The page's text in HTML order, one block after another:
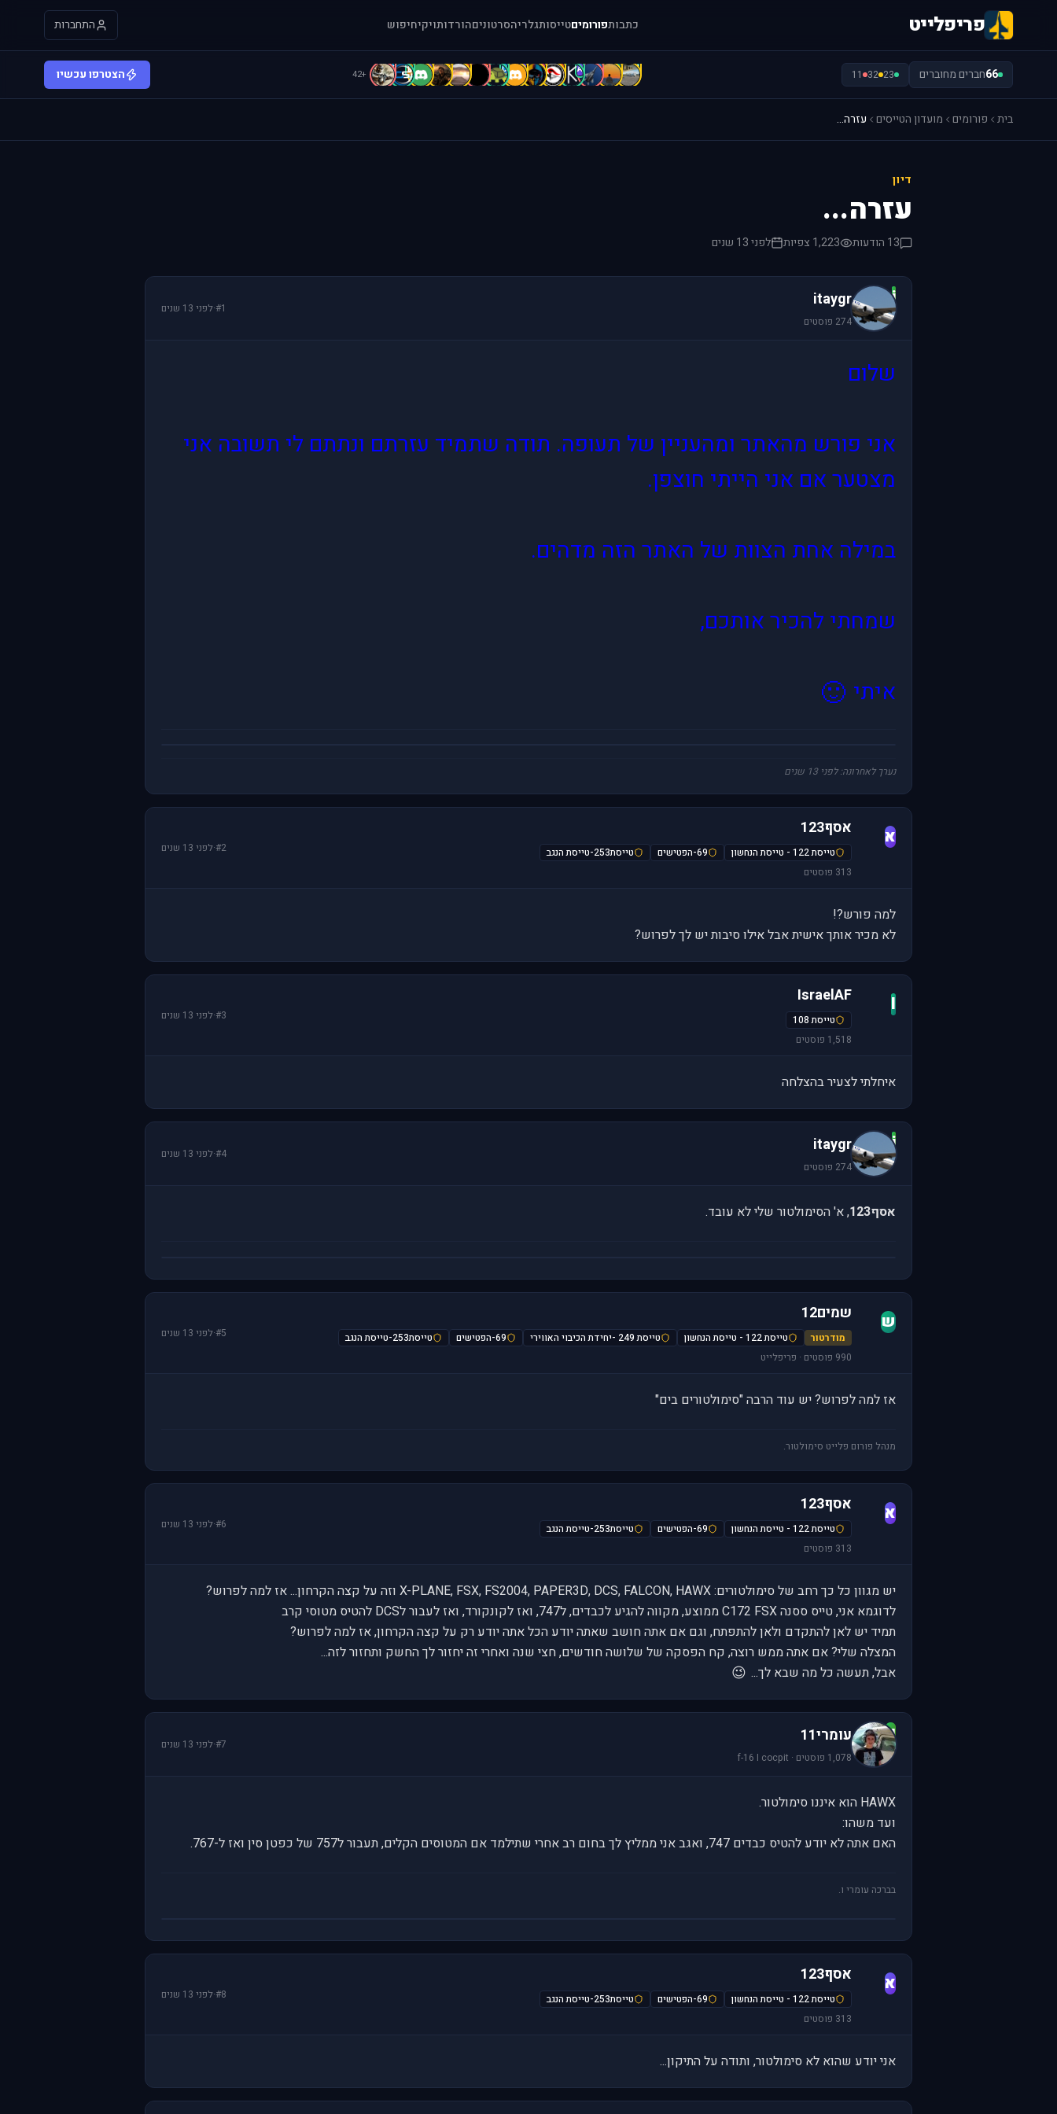
פריפלייט כתבותפורומיםטייסותגלריהסרטוניםהורדותויקיחיפוש התחברות
66חברים מחוברים 23
32
11
[
A
A
A
A
A
B
C
d
D
d
D
D
f
+42 הצטרפו עכשיו
בית פורומים מועדון הטייסים עזרה...
דיון
עזרה...
13 הודעות 1,223 צפיות לפני 13 שנים
i
itaygr
274 פוסטים
#1
·לפני 13 שנים
שלום
אני פורש מהאתר ומהעניין של תעופה. תודה שתמיד עזרתם ונתתם לי תשובה אני
מצטער אם אני הייתי חוצפן.
במילה אחת הצוות של האתר הזה מדהים.
שמחתי להכיר אותכם,
איתי 🙂
נערך לאחרונה: לפני 13 שנים
א אסף123
טייסת 122 - טייסת הנחשון 69-הפטישים
טייסת253-טייסת הנגב
313 פוסטים
#2
·לפני 13 שנים
למה פורש?!
לא מכיר אותך אישית אבל אילו סיבות יש לך לפרוש?
I
IsraelAF
טייסת 108
1,518 פוסטים
#3
·לפני 13 שנים
איחלתי לצעיר בהצלחה
i
itaygr
274 פוסטים
#4
·לפני 13 שנים
אסף123 , א' הסימולטור שלי לא עובד.
ש שמים12
מודרטור טייסת 122 - טייסת הנחשון טייסת 249 -יחידת הכיבוי האווירי 69-הפטישים
טייסת253-טייסת הנגב
990 פוסטים · פריפלייט
#5
·לפני 13 שנים
אז למה לפרוש? יש עוד הרבה "סימולטורים בים"
מנהל פורום פלייט סימולטור.
א אסף123
טייסת 122 - טייסת הנחשון 69-הפטישים
טייסת253-טייסת הנגב
313 פוסטים
#6
·לפני 13 שנים
יש מגוון כל כך רחב של סימולטורים: X-PLANE, FSX, FS2004, PAPER3D, DCS, FALCON, HAWX וזה על קצה הקרחון... אז למה לפרוש?
לדוגמא אני, טייס ססנה C172 FSX ממוצע, מקווה להגיע לכבדים, ל747, ואז לקונקורד, ואז לעבור לDCS להטיס מטוסי קרב
תמיד יש לאן להתקדם ולאן להתפתח, וגם אם אתה חושב שאתה יודע הכל אתה יודע רק על קצה הקרחון, אז למה לפרוש?
המצלה שלי? אם אתה ממש רוצה, קח הפסקה של שלושה חודשים, חצי שנה ואחרי זה יחזור לך החשק ותחזור לזה...
אבל, תעשה כל מה שבא לך... 😉
ע עומרי11
1,078 פוסטים · f-16 I cocpit
#7
·לפני 13 שנים
HAWX הוא איננו סימולטור.
ועד משהו:
האם אתה לא יודע להטיס כבדים 747, ואגב אני ממליץ לך בחום רב אחרי שתילמד אם המטוסים הקלים, תעבור ל757 של כפטן סין ואז ל-767.
בברכה עומרי ו.
א אסף123
טייסת 122 - טייסת הנחשון 69-הפטישים
טייסת253-טייסת הנגב
313 פוסטים
#8
·לפני 13 שנים
אני יודע שהוא לא סימולטור, ותודה על התיקון...